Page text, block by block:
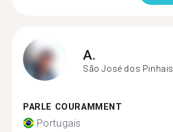
A.
São José dos Pinhais
PARLE COURAMMENT
Portugais